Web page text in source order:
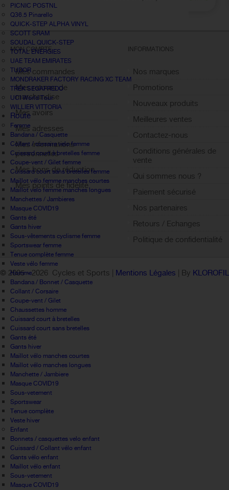
PICNIC POSTNL
Q36.5 Pinarello
QUICK-STEP ALPHA VINYL
SCOTT SRAM
SOUDAL QUICK-STEP
TOTAL ÉNERGIES
UAE TEAM EMIRATES
TUDOR
MONDRAKER FACTORY RACING XC TEAM
TREK SEGAFREDO
UCI World Tour
WILLIER VITTORIA
Route
Femme
Bandana / Casquette
Collant / corsaire velo femme
Cuissard court à bretelles femme
Coupe-vent / Gilet femme
Cuissard court sans bretelles femme
Maillot vélo femme manches courtes
Maillot velo femme manches longues
Manchettes / Jambieres
Masque COVID19
Gants été
Gants hiver
Sous-vêtements cyclisme femme
Sportswear femme
Tenue complète femme
Veste vélo femme
Homme
Bandana / Bonnet / Casquette
Collant / Corsaire
Coupe-vent / Gilet
Chaussettes homme
Cuissard court à bretelles
Cuissard court sans bretelles
Gants été
Gants hiver
Maillot vélo manches courtes
Maillot vélo manches longues
Manchette / Jambiere
Masque COVID19
Sous-vetement
Sportswear
Tenue complète
Veste hiver
Enfant
Bonnets / casquettes velo enfant
Cuissard / Collant vélo enfant
Gants vélo enfant
Maillot vélo enfant
Sous-vetement
Masque COVID19
MON COMPTE
Mes commandes
Mes retours de
marchandise
Mes avoirs
Mes adresses
Mes informations
personnelles
Mes bons de réduction
Mes points de fidélité
Sign out
INFORMATIONS
Nos marques
Promotions
Nouveaux produits
Meilleures ventes
Contactez-nous
Conditions générales de
vente
Qui sommes nous ?
Paiement sécurisé
Nos partenaires
Retours / Echanges
Politique de confidentialité
© 2005 -2026 Cycles et Sports | Mentions Légales | By